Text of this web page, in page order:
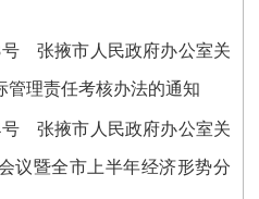
号 张掖市人民政府办公室关
管理责任考核办法的通知
号 张掖市人民政府办公室关
议暨全市上半年经济形势分